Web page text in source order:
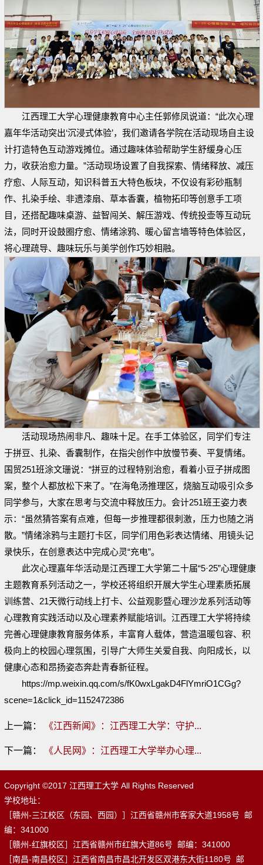
江西理工大学心理健康教育中心主任郭修凤说道：“此次心理
嘉年华活动突出‘沉浸式体验’，我们邀请各学院在活动现场自主设
计打造特色互动游戏摊位。通过趣味体验帮助学生舒缓身心压
力，收获治愈力量。”活动现场设置了自我探索、情绪释放、减压
疗愈、人际互动，知识科普五大特色板块，不仅设有彩砂瓶制
作、扎染手绘、非遗漆扇、草本香囊，植物拓印等创意手工项
目，还搭配趣味桌游、益智闯关、解压游戏、传统投壶等互动玩
法，同时开设鼓圈疗愈、情绪涂鸦、暖心留言墙等特色体验区，
将心理疏导、趣味玩乐与美学创作巧妙相融。
活动现场热闹非凡、趣味十足。在手工体验区，同学们专注
于拼豆、扎染、香囊制作，在指尖创作中放慢节奏、平复情绪。
国贸251班涂文珊说：“拼豆的过程特别治愈，看着小豆子拼成图
案，整个人都放松下来了。”在海龟汤推理区，烧脑互动吸引众多
同学参与，大家在思考与交流中释放压力。会计251班王姿力表
示：“虽然猜答案有点难，但每一步推理都很刺激，压力也随之消
散。”情绪涂鸦与主题打卡区，同学们用色彩表达情绪、用镜头记
录快乐，在创意表达中完成心灵“充电”。
此次心理嘉年华活动是江西理工大学第二十届“5·25”心理健康
主题教育系列活动之一，学校还将组织开展大学生心理素质拓展
训练营、21天微行动线上打卡、公益观影暨心理沙龙系列活动等
心理教育实践活动以及心理素养赋能培训。江西理工大学将持续
完善心理健康教育服务体系，丰富育人载体，营造温暖包容、积
极向上的校园心理氛围，引导广大师生关爱自我、向阳成长，以
健康心态和昂扬姿态奔赴青春新征程。
https://mp.weixin.qq.com/s/fK0wxLgakD4FlYmriO1CGg?
scene=1&click_id=1152472386
上一篇： 《江西新闻》：江西理工大学：守护...
下一篇： 《人民网》：江西理工大学举办心理...
Copyright ©2017 江西理工大学 All Rights Reserved
学校地址：
［赣州-三江校区（东园、西园）］江西省赣州市客家大道1958号 邮
编：341000
［赣州-红旗校区］江西省赣州市红旗大道86号 邮编：341000
［南昌-南昌校区］江西省南昌市昌北开发区双港东大街1180号 邮